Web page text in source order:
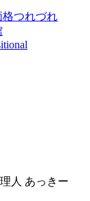
つれづれ